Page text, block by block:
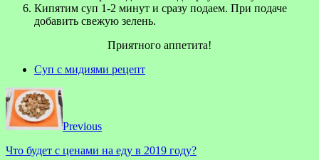
Кипятим суп 1-2 минут и сразу подаем. При подаче
добавить свежую зелень.
Приятного аппетита!
Суп с мидиями рецепт
Previous
Что будет с ценами на еду в 2019 году?